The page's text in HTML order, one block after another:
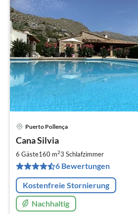
Puerto Pollença
Cana Silvia
6 Gäste160 m23 Schlafzimmer
6 Bewertungen
Kostenfreie Stornierung
Nachhaltig